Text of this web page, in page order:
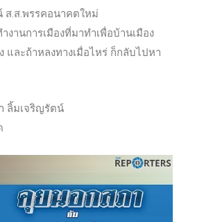
ส.ส.พรรคอนาคตใหม่
งานการเมืองที่มาทำเพื่อบ้านเมือง
และถ้าหลงทางเมื่อไหร่ ก็กลับไปหา
ลิ้มเจริญรัตน์